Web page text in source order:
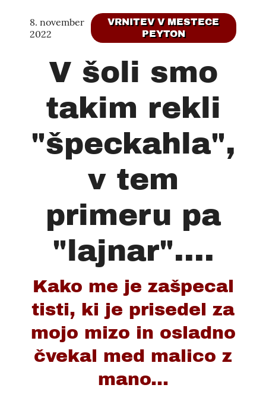
8. november
2022
VRNITEV V MESTECE
PEYTON
V šoli smo
takim rekli
"špeckahla",
v tem
primeru pa
"lajnar"....
Kako me je zašpecal
tisti, ki je prisedel za
mojo mizo in osladno
čvekal med malico z
mano...